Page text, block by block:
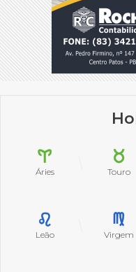
Áries Touro
Leão Virgem